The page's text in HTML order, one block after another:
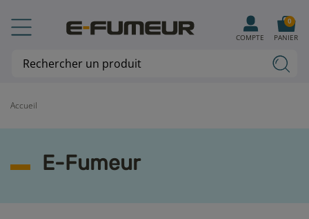
Accueil
E-Fumeur
COMPTE PANIER
0